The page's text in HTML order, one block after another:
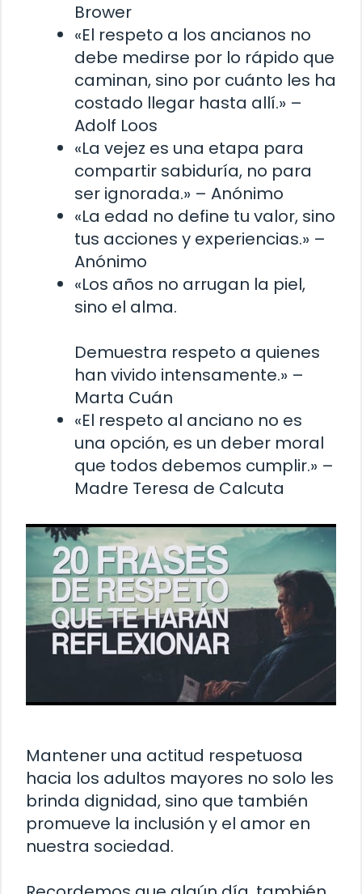
Brower
«El respeto a los ancianos no
debe medirse por lo rápido que
caminan, sino por cuánto les ha
costado llegar hasta allí.» –
Adolf Loos
«La vejez es una etapa para
compartir sabiduría, no para
ser ignorada.» – Anónimo
«La edad no define tu valor, sino
tus acciones y experiencias.» –
Anónimo
«Los años no arrugan la piel,
sino el alma.
Demuestra respeto a quienes
han vivido intensamente.» –
Marta Cuán
«El respeto al anciano no es
una opción, es un deber moral
que todos debemos cumplir.» –
Madre Teresa de Calcuta
Mantener una actitud respetuosa
hacia los adultos mayores no solo les
brinda dignidad, sino que también
promueve la inclusión y el amor en
nuestra sociedad.